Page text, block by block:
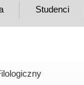
Studenci